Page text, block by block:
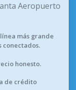
Aeropuerto
más grande
conectados.
honesto.
de crédito